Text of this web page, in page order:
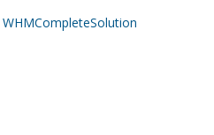
WHMCompleteSolution